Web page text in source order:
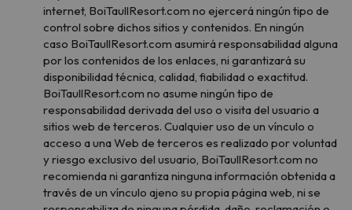
internet, BoiTaullResort.com no ejercerá ningún tipo de
control sobre dichos sitios y contenidos. En ningún
caso BoiTaullResort.com asumirá responsabilidad alguna
por los contenidos de los enlaces, ni garantizará su
disponibilidad técnica, calidad, fiabilidad o exactitud.
BoiTaullResort.com no asume ningún tipo de
responsabilidad derivada del uso o visita del usuario a
sitios web de terceros. Cualquier uso de un vínculo o
acceso a una Web de terceros es realizado por voluntad
y riesgo exclusivo del usuario, BoiTaullResort.com no
recomienda ni garantiza ninguna información obtenida a
través de un vínculo ajeno su propia página web, ni se